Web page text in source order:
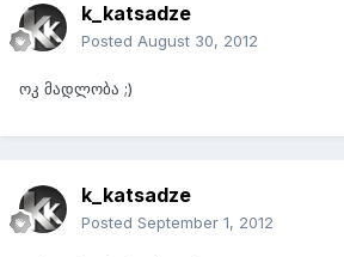
k_katsadze
Posted August 30, 2012
ოკ მადლობა ;)
k_katsadze
Posted September 1, 2012